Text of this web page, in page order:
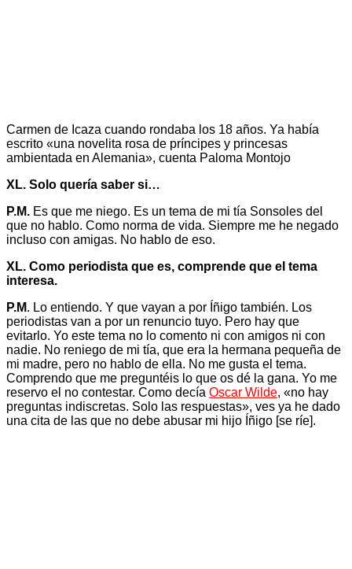
Carmen de Icaza cuando rondaba los 18 años. Ya había
escrito «una novelita rosa de príncipes y princesas
ambientada en Alemania», cuenta Paloma Montojo
XL. Solo quería saber si…
P.M. Es que me niego. Es un tema de mi tía Sonsoles del
que no hablo. Como norma de vida. Siempre me he negado
incluso con amigas. No hablo de eso.
XL. Como periodista que es, comprende que el tema
interesa.
P.M. Lo entiendo. Y que vayan a por Íñigo también. Los
periodistas van a por un renuncio tuyo. Pero hay que
evitarlo. Yo este tema no lo comento ni con amigos ni con
nadie. No reniego de mi tía, que era la hermana pequeña de
mi madre, pero no hablo de ella. No me gusta el tema.
Comprendo que me preguntéis lo que os dé la gana. Yo me
reservo el no contestar. Como decía Oscar Wilde, «no hay
preguntas indiscretas. Solo las respuestas», ves ya he dado
una cita de las que no debe abusar mi hijo Íñigo [se ríe].